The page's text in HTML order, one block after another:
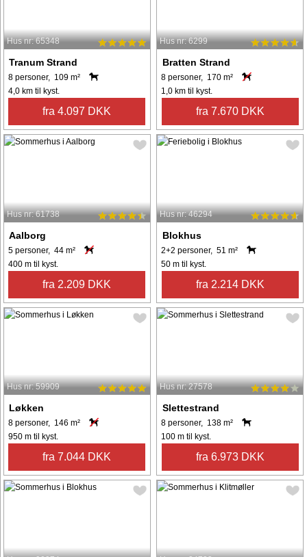
Hus nr: 65348
Tranum Strand
8 personer, 109 m²
4,0 km til kyst.
fra 4.097 DKK
Hus nr: 6299
Bratten Strand
8 personer, 170 m²
1,0 km til kyst.
fra 7.670 DKK
Hus nr: 61738
Aalborg
5 personer, 44 m²
400 m til kyst.
fra 2.209 DKK
Hus nr: 46294
Blokhus
2+2 personer, 51 m²
50 m til kyst.
fra 2.214 DKK
Hus nr: 59909
Løkken
8 personer, 146 m²
950 m til kyst.
fra 7.044 DKK
Hus nr: 27578
Slettestrand
8 personer, 138 m²
100 m til kyst.
fra 6.973 DKK